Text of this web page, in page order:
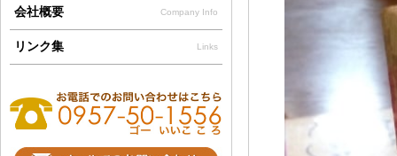
会社概要 Company Info
リンク集 Links